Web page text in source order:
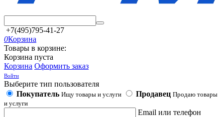
+7(495)795-41-27
0Корзина
Товары в корзине:
Корзина пуста
Корзина Оформить заказ
Войти
Выберите тип пользователя
Покупатель Ищу товары и услуги Продавец Продаю товары
и услуги
Email или телефон